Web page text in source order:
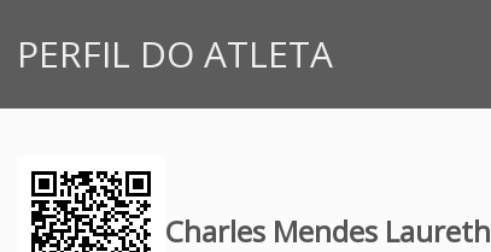
PERFIL DO ATLETA
Charles Mendes Laureth